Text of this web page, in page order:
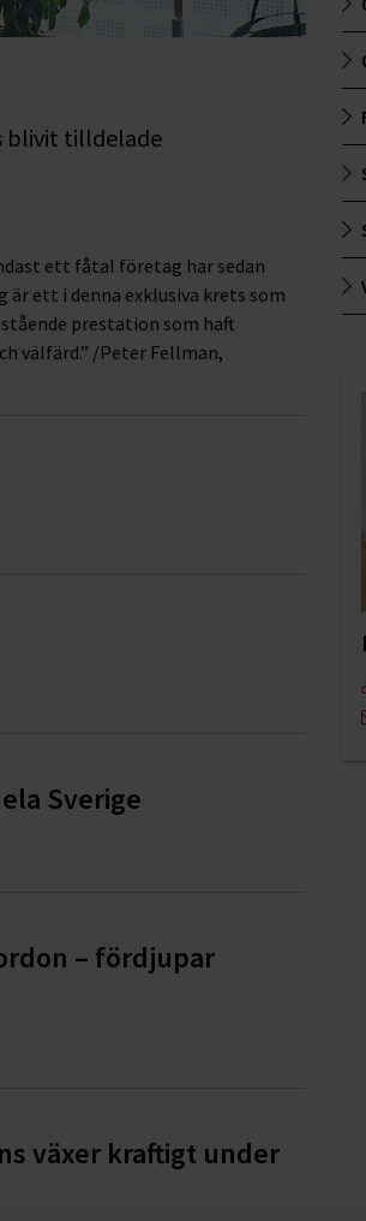
blivit tilldelade
ett fåtal företag har sedan
ett i denna exklusiva krets som
prestation som haft
välfärd.” /Peter Fellman,
Sverige
– fördjupar
växer kraftigt under